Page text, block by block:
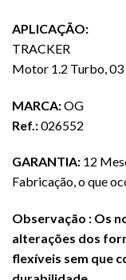
APLICAÇÃO:
TRACKER
Motor 1.2 Turbo,
MARCA:OG
Ref.:026552
GARANTIA: 12
Fabricação, o que
Observação : Os
alterações dos
flexíveis sem que